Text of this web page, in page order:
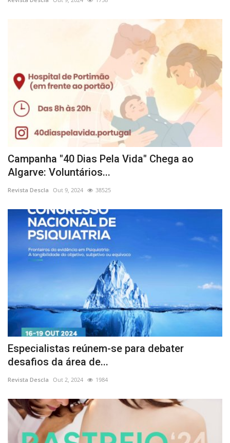
Campanha "40 Dias Pela Vida" Chega ao
Algarve: Voluntários...
Revista Descla Out 9, 2024 38525
Especialistas reúnem-se para debater
desafios da área de...
Revista Descla Out 2, 2024 1984